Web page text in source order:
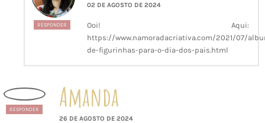
RESPONDER
02 DE AGOSTO DE 2024
Ooi! Aqui:
https://www.namoradacriativa.com/2021/07/
de-figurinhas-para-o-dia-dos-pais.html
RESPONDER Amanda
26 DE AGOSTO DE 2024